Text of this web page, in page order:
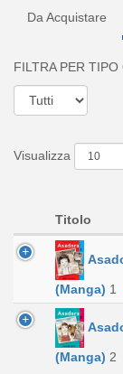
Da Acquistare
FILTRA PER TIPO
Visualizza
Titolo
(Manga) 1
(Manga) 2